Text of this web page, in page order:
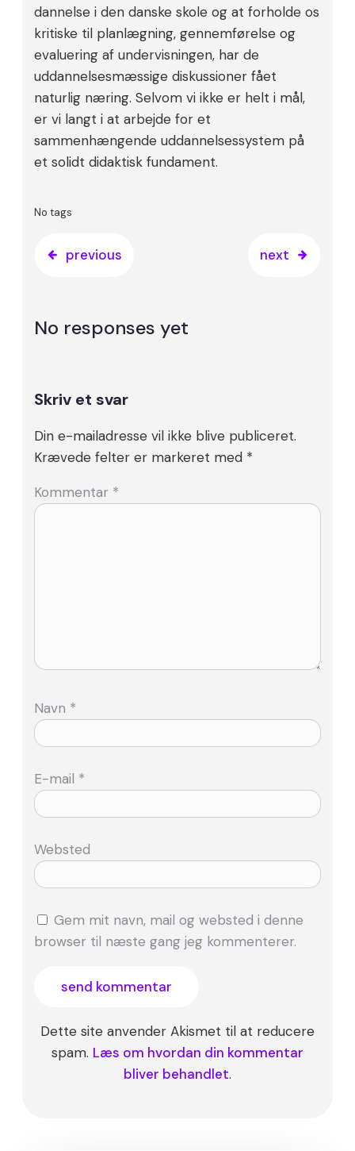
dannelse i den danske skole og at forholde os
kritiske til planlægning, gennemførelse og
evaluering af undervisningen, har de
uddannelsesmæssige diskussioner fået
naturlig næring. Selvom vi ikke er helt i mål,
er vi langt i at arbejde for et
sammenhængende uddannelsessystem på
et solidt didaktisk fundament.
No tags
previous next
No responses yet
Skriv et svar
Din e-mailadresse vil ikke blive publiceret.
Krævede felter er markeret med *
Kommentar *
Navn *
E-mail *
Websted
Gem mit navn, mail og websted i denne
browser til næste gang jeg kommenterer.
Dette site anvender Akismet til at reducere
spam. Læs om hvordan din kommentar
bliver behandlet.